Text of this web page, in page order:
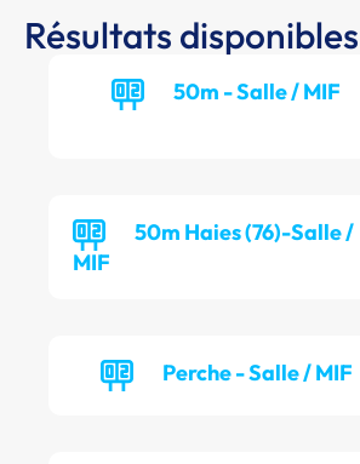
Résultats disponibles
50m - Salle / MIF
50m Haies (76)-Salle /
MIF
Perche - Salle / MIF